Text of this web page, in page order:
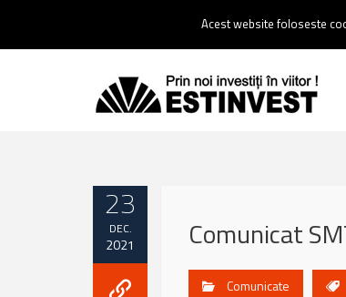
0237 238 900 |Email :
23
DEC.
2021 Comunicat
Comunicate
Acest website foloseste